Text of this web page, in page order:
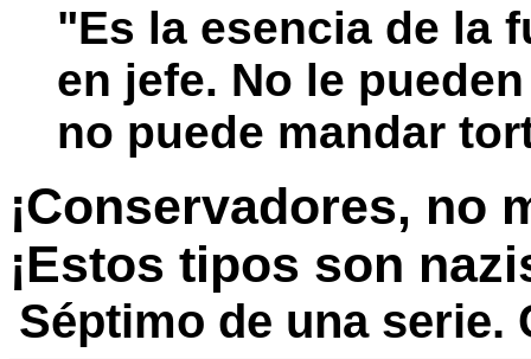
"Es la esencia de la
en jefe. No le
no puede mandar
¡Conservadores, no
¡Estos tipos son
Séptimo de una